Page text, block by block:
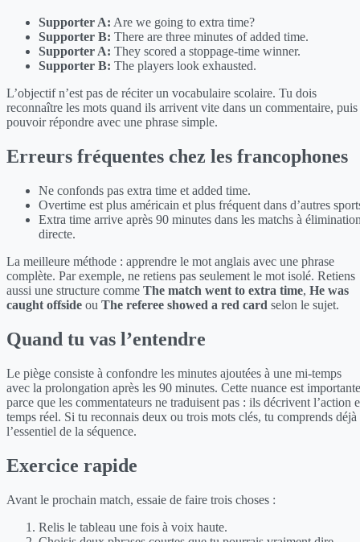
Supporter A: Are we going to extra time?
Supporter B: There are three minutes of added time.
Supporter A: They scored a stoppage-time winner.
Supporter B: The players look exhausted.
L’objectif n’est pas de réciter un vocabulaire scolaire. Tu dois
reconnaître les mots quand ils arrivent vite dans un commentaire, puis
pouvoir répondre avec une phrase simple.
Erreurs fréquentes chez les francophones
Ne confonds pas extra time et added time.
Overtime est plus américain et plus fréquent dans d’autres
Extra time arrive après 90 minutes dans les matchs à
directe.
La meilleure méthode : apprendre le mot anglais avec une phrase
complète. Par exemple, ne retiens pas seulement le mot isolé. Retiens
aussi une structure comme The match went to extra time, He was
caught offside ou The referee showed a red card selon le sujet.
Quand tu vas l’entendre
Le piège consiste à confondre les minutes ajoutées à une mi-temps
avec la prolongation après les 90 minutes. Cette nuance est importante
parce que les commentateurs ne traduisent pas : ils décrivent l’action
temps réel. Si tu reconnais deux ou trois mots clés, tu comprends déjà
l’essentiel de la séquence.
Exercice rapide
Avant le prochain match, essaie de faire trois choses :
Relis le tableau une fois à voix haute.